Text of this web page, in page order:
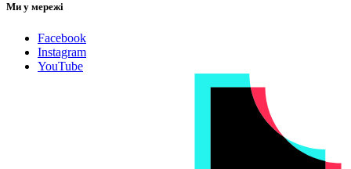
Ми у мережі
Facebook
Instagram
YouTube